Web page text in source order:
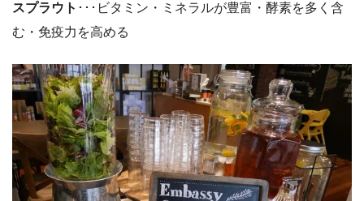
スプラウト ･･･ビタミン・ミネラルが豊富・酵素を多く含
む・免疫力を高める